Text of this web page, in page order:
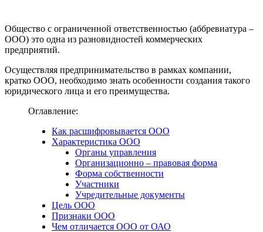
Общество с ограниченной ответственностью (аббревиатура –
ООО) это одна из разновидностей коммерческих
предприятий.
Осуществляя предпринимательство в рамках компании,
кратко ООО, необходимо знать особенности создания такого
юридического лица и его преимущества.
Оглавление:
Как расшифровывается ООО
Характеристика ООО
Органы управления
Организационно – правовая форма
Форма собственности
Участники
Учредительные документы
Цель ООО
Признаки ООО
Чем отличается ООО от ОАО